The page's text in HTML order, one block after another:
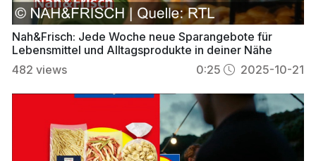
Nah&Frisch: Jede Woche neue Sparangebote für
Lebensmittel und Alltagsprodukte in deiner Nähe
482 views 0:25 2025-10-21